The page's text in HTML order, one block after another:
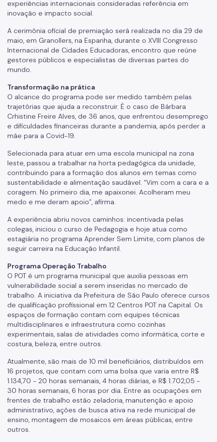
experiências internacionais consideradas referência em
inovação e impacto social.
A cerimônia oficial de premiação será realizada no dia 29 de
maio, em Granollers, na Espanha, durante o XVIII Congresso
Internacional de Cidades Educadoras, encontro que reúne
gestores públicos e especialistas de diversas partes do
mundo.
Transformação na prática
O alcance do programa pode ser medido também pelas
trajetórias que ajuda a reconstruir. É o caso de Bárbara
Crhistine Freire Alves, de 36 anos, que enfrentou desemprego
e dificuldades financeiras durante a pandemia, após perder a
mãe para a Covid-19.
Selecionada para atuar em uma escola municipal na zona
leste, passou a trabalhar na horta pedagógica da unidade,
contribuindo para a formação dos alunos em temas como
sustentabilidade e alimentação saudável. “Vim com a cara e a
coragem. No primeiro dia, me apaixonei. Acolheram meu
medo e me deram apoio”, afirma.
A experiência abriu novos caminhos: incentivada pelas
colegas, iniciou o curso de Pedagogia e hoje atua como
estagiária no programa Aprender Sem Limite, com planos de
seguir carreira na Educação Infantil.
Programa Operação Trabalho
O POT é um programa municipal que auxilia pessoas em
vulnerabilidade social a serem inseridas no mercado de
trabalho. A iniciativa da Prefeitura de São Paulo oferece cursos
de qualificação profissional em 12 Centros POT na Capital. Os
espaços de formação contam com equipes técnicas
multidisciplinares e infraestrutura como cozinhas
experimentais, salas de atividades como informática, corte e
costura, beleza, entre outros.
Atualmente, são mais de 10 mil beneficiários, distribuídos em
16 projetos, que contam com uma bolsa que varia entre R$
1.134,70 - 20 horas semanais, 4 horas diárias, e R$ 1.702,05 -
30 horas semanais, 6 horas por dia. Entre as ocupações em
frentes de trabalho estão zeladoria, manutenção e apoio
administrativo, ações de busca ativa na rede municipal de
ensino, montagem de mosaicos em áreas públicas, entre
outros.